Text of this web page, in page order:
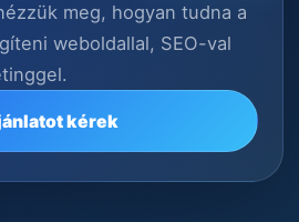
meg, hogyan tudna a
weboldallal, SEO-val
kérek